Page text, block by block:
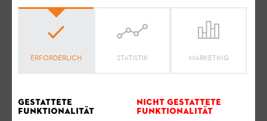
ERFORDERLICH STATISTIK MARKETING
Gestattete
Funktionalität
Nicht gestattete
Funktionalität